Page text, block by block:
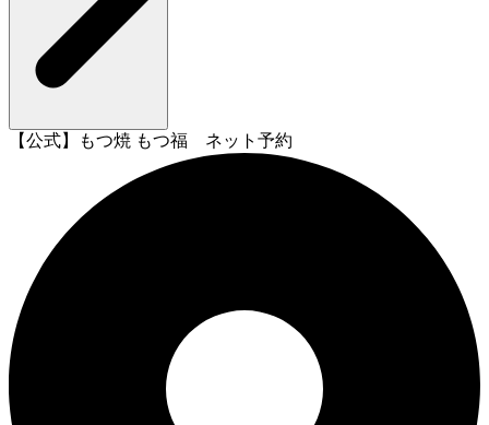
【公式】もつ焼 もつ福 ネット予約